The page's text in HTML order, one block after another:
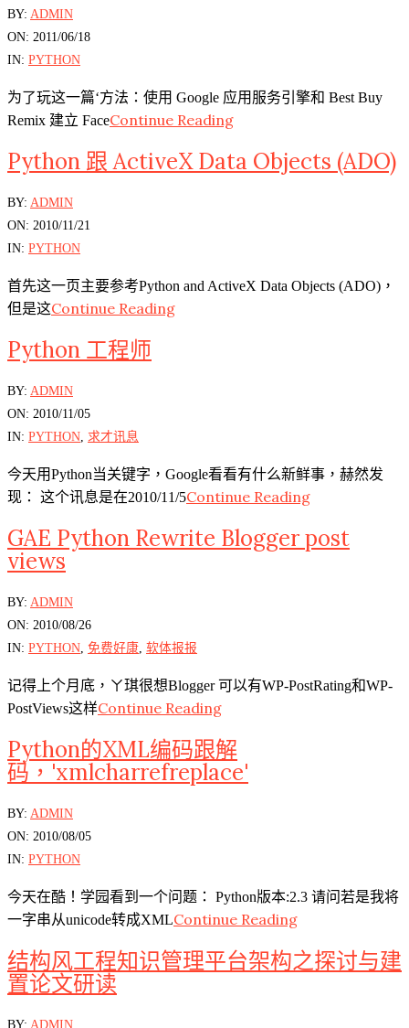
2011-
06-
18
BY: ADMIN
ON: 2011/06/18
IN: PYTHON
为了玩这一篇‘方法：使用 Google 应用服务引擎和 Best Buy
Remix 建立 FaceContinue Reading
Python 跟 ActiveX Data Objects (ADO)
2010-
11-
21
BY: ADMIN
ON: 2010/11/21
IN: PYTHON
首先这一页主要参考Python and ActiveX Data Objects (ADO)，
但是这Continue Reading
Python 工程师
2010-
11-
05
BY: ADMIN
ON: 2010/11/05
IN: PYTHON, 求才讯息
今天用Python当关键字，Google看看有什么新鲜事，赫然发
现： 这个讯息是在2010/11/5Continue Reading
GAE Python Rewrite Blogger post
views
2010-
08-
26
BY: ADMIN
ON: 2010/08/26
IN: PYTHON 免费好康 软体报报
记得上个月底，ㄚ琪很想Blogger 可以有WP-PostRating和WP-
PostViews这样Continue Reading
Python的XML编码跟解
码，'xmlcharrefreplace'
2010-
08-
05
BY: ADMIN
ON: 2010/08/05
IN: PYTHON
今天在酷！学园看到一个问题： Python版本:2.3 请问若是我将
一字串从unicode转成XMLContinue Reading
结构风工程知识管理平台架构之探讨与建
置论文研读
2010-
BY: ADMIN